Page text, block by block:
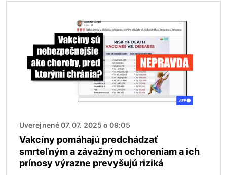
Uverejnené 07. 07. 2025 o 09:05
Vakcíny pomáhajú predchádzať
smrteľným a závažným ochoreniam a ich
prínosy výrazne prevyšujú riziká